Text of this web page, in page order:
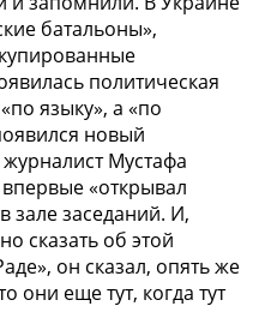
батальоны»,
политическая
языку», а «по
новый
Мустафа
«открывал
зале заседаний. И,
сказать об этой
он сказал, опять же
они еще тут, когда тут